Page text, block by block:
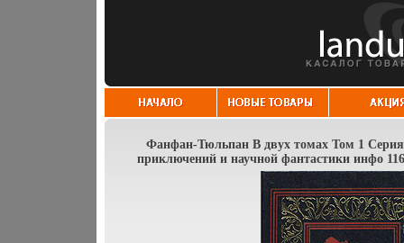
Фанфан-Тюльпан В двух томах Том 1
приключений и научной фантастики инфо